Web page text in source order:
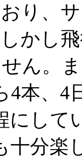
おり、
かし
ん。
4本、4
にして
十分楽